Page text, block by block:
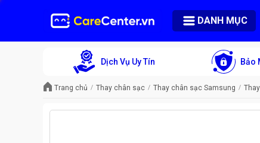
DANH MỤC
Dịch Vụ Uy Tín Bảo
Trang chủ Thay chân sạc Thay chân sạc Samsung